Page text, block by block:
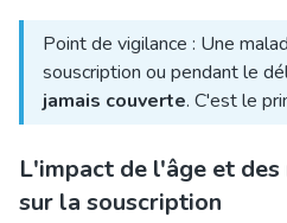
Point de vigilance : Une
souscription ou pendant le
jamais couverte. C'est le
L'impact de l'âge et
sur la souscription